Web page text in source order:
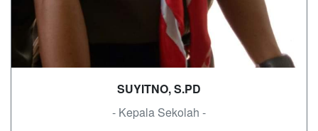
SUYITNO, S.PD
- Kepala Sekolah -